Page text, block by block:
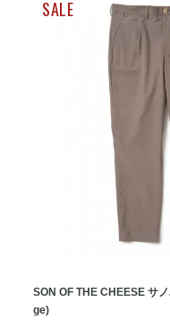
SALE
SON OF THE CHEESE サ
ge)